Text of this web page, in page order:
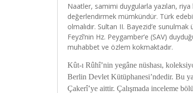
Naatler, samimi duygularla yazılan,
değerlendirmek mümkündür. Türk
olmalıdır. Sultan II. Bayezid’e sunulmak
Feyzî’nin Hz. Peygamber’e (SAV)
muhabbet ve özlem kokmaktadır.
Kût-ı Rûhî’nin yegâne nüshası,
Berlin Devlet Kütüphanesi’ndedir. Bu
Çakerî’ye aittir. Çalışmada inceleme